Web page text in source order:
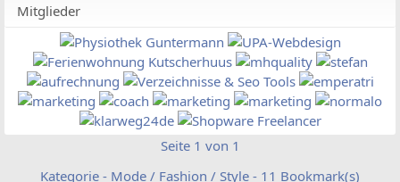
Mitglieder
Seite 1 von 1
Kategorie - Mode / Fashion / Style - 11 Bookmark(s)